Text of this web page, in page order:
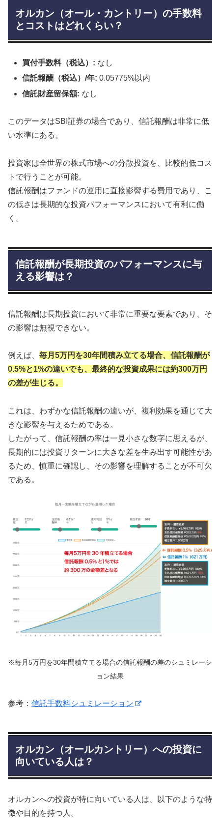
オルカン（オール・カントリー）の手数料
とコストはどれくらい？
買付手数料（税込）: なし
信託報酬（税込）/年:0.05775%以内
信託財産留保額: なし
このデータはSBI証券の場合であり、信託報酬は非常に低
い水準にある。
投資家は全世界の株式市場への分散投資を、比較的低コス
トで行うことが可能。
信託報酬はファンドの運用に直接影響する費用であり、こ
の低さは長期的な投資パフォーマンスにおいて有利に働
く。
信託報酬が長期投資のパフォーマンスに与
える影響は？
信託報酬は長期投資において非常に重要な要素であり、そ
の影響は無視できない。
例えば、 毎月5万円を30年間積み立てる場合、信託報酬が
0.5%と1%の違いでも、最終的な投資成果には約300万円
の差が生じる。
これは、わずかな信託報酬の違いが、複利効果を通じて大
きな影響を与えるためである。
したがって、信託報酬の率は一見小さな数字に思えるが、
長期的には投資リターンに大きな差を生み出す可能性があ
るため、慎重に確認し、その影響を理解することが不可欠
である。
※毎月5万円を30年間積立てる場合の信託報酬の差のシュミレーシ
ョン結果
参考： 信託手数料シュミレーション
オルカン（オールカントリー）への投資に
向いている人は？
オルカンへの投資が特に向いている人は、以下のような特
徴や目的を持つ人。